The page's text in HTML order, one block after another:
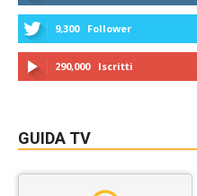
9,300 Follower
290,000 Iscritti
GUIDA TV